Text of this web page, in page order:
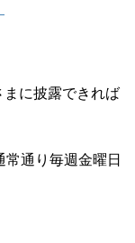
に披露できれば
通り毎週金曜日